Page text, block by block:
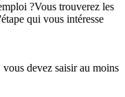
?Vous trouverez les
qui vous intéresse
devez saisir au moins